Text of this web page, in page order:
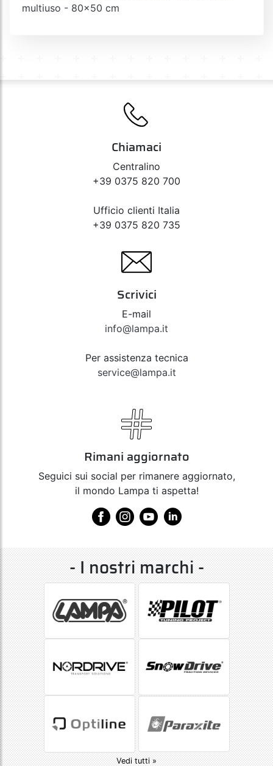
multiuso - 80x50 cm
Chiamaci
Centralino
+39 0375 820 700
Ufficio clienti Italia
+39 0375 820 735
Scrivici
E-mail
info@lampa.it
Per assistenza tecnica
service@lampa.it
Rimani aggiornato
Seguici sui social per rimanere aggiornato,
il mondo Lampa ti aspetta!
- I nostri marchi -
Vedi tutti »